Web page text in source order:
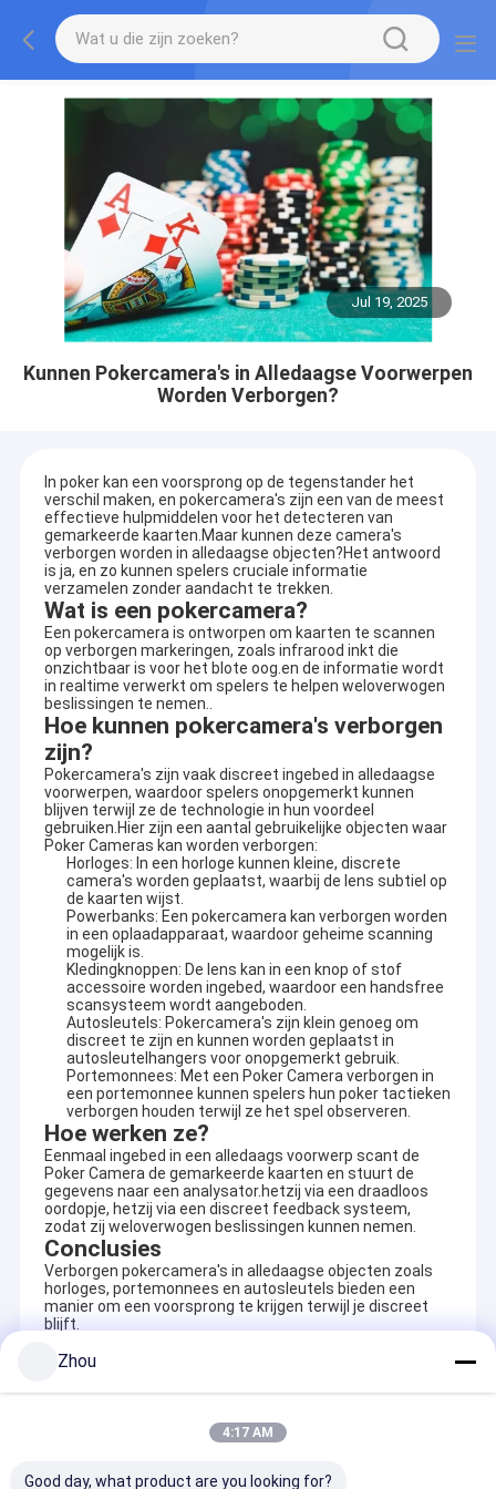
Jul 19, 2025
Kunnen Pokercamera's in Alledaagse Voorwerpen
Worden Verborgen?
In poker kan een voorsprong op de tegenstander het
verschil maken, en pokercamera's zijn een van de meest
effectieve hulpmiddelen voor het detecteren van
gemarkeerde kaarten.Maar kunnen deze camera's
verborgen worden in alledaagse objecten?Het antwoord
is ja, en zo kunnen spelers cruciale informatie
verzamelen zonder aandacht te trekken.
Wat is een pokercamera?
Een pokercamera is ontworpen om kaarten te scannen
op verborgen markeringen, zoals infrarood inkt die
onzichtbaar is voor het blote oog.en de informatie wordt
in realtime verwerkt om spelers te helpen weloverwogen
beslissingen te nemen..
Hoe kunnen pokercamera's verborgen
zijn?
Pokercamera's zijn vaak discreet ingebed in alledaagse
voorwerpen, waardoor spelers onopgemerkt kunnen
blijven terwijl ze de technologie in hun voordeel
gebruiken.Hier zijn een aantal gebruikelijke objecten waar
Poker Cameras kan worden verborgen:
Horloges: In een horloge kunnen kleine, discrete
camera's worden geplaatst, waarbij de lens subtiel op
de kaarten wijst.
Powerbanks: Een pokercamera kan verborgen worden
in een oplaadapparaat, waardoor geheime scanning
mogelijk is.
Kledingknoppen: De lens kan in een knop of stof
accessoire worden ingebed, waardoor een handsfree
scansysteem wordt aangeboden.
Autosleutels: Pokercamera's zijn klein genoeg om
discreet te zijn en kunnen worden geplaatst in
autosleutelhangers voor onopgemerkt gebruik.
Portemonnees: Met een Poker Camera verborgen in
een portemonnee kunnen spelers hun poker tactieken
verborgen houden terwijl ze het spel observeren.
Hoe werken ze?
Eenmaal ingebed in een alledaags voorwerp scant de
Poker Camera de gemarkeerde kaarten en stuurt de
gegevens naar een analysator.hetzij via een draadloos
oordopje, hetzij via een discreet feedback systeem,
zodat zij weloverwogen beslissingen kunnen nemen.
Conclusies
Verborgen pokercamera's in alledaagse objecten zoals
horloges, portemonnees en autosleutels bieden een
manier om een voorsprong te krijgen terwijl je discreet
blijft.
Recommended Products
Zhou
4:17 AM
Good day, what product are you looking for?